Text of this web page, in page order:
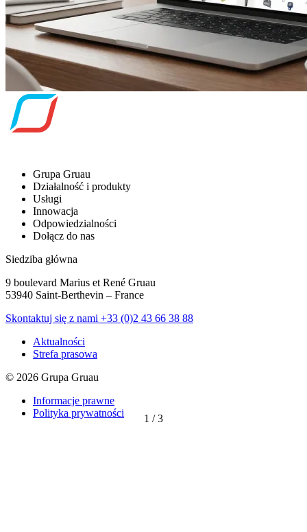
1 /3
Grupa Gruau
Działalność i produkty
Usługi
Innowacja
Odpowiedzialności
Dołącz do nas
Siedziba główna
9 boulevard Marius et René Gruau
53940 Saint-Berthevin – France
Skontaktuj się z nami +33 (0)2 43 66 38 88
Aktualności
Strefa prasowa
© 2026 Grupa Gruau
Informacje prawne
Polityka prywatności